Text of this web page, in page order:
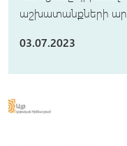
աշխատանքների
03.07.2023